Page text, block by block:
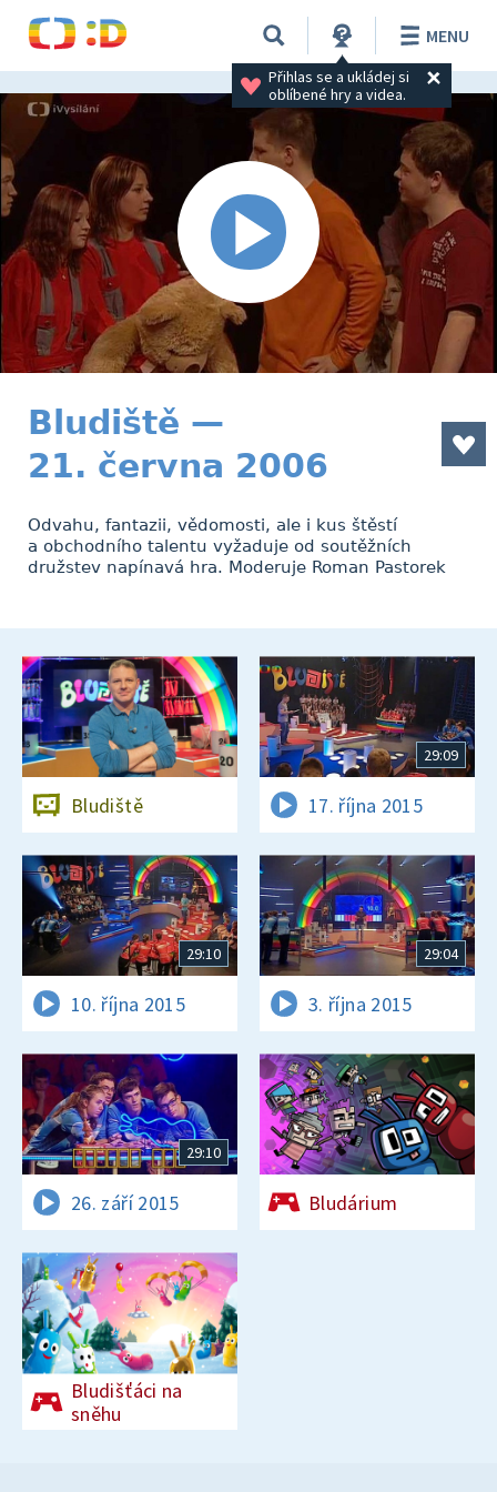
Přihlas se a ukládej si
oblíbené hry a videa.
MENU
Bludiště —
21. června 2006
Odvahu, fantazii, vědomosti, ale i kus štěstí
a obchodního talentu vyžaduje od soutěžních
družstev napínavá hra. Moderuje Roman Pastorek
Bludiště
29:09
17. října 2015
29:10
10. října 2015
29:04
3. října 2015
29:10
26. září 2015 Bludárium
Bludišťáci na
sněhu